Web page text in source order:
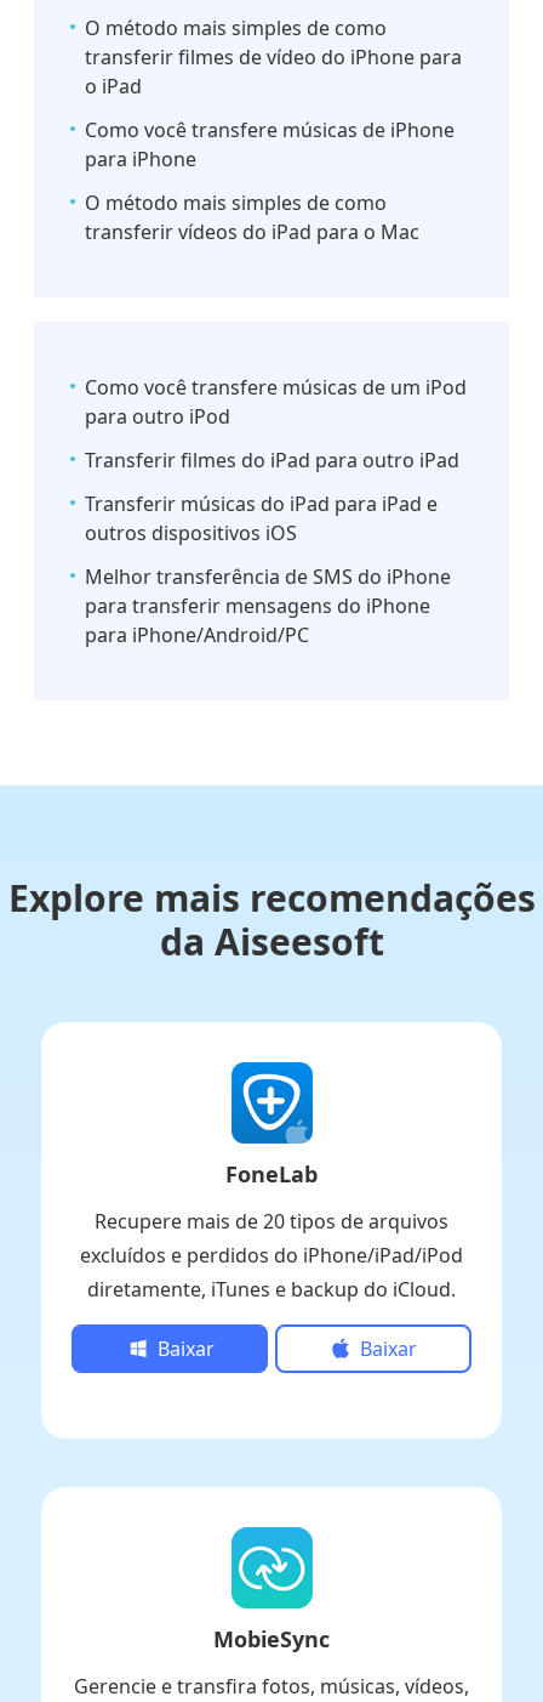
O método mais simples de como
transferir filmes de vídeo do iPhone para
o iPad
Como você transfere músicas de iPhone
para iPhone
O método mais simples de como
transferir vídeos do iPad para o Mac
Como você transfere músicas de um iPod
para outro iPod
Transferir filmes do iPad para outro iPad
Transferir músicas do iPad para iPad e
outros dispositivos iOS
Melhor transferência de SMS do iPhone
para transferir mensagens do iPhone
para iPhone/Android/PC
Explore mais recomendações
da Aiseesoft
FoneLab
Recupere mais de 20 tipos de arquivos
excluídos e perdidos do iPhone/iPad/iPod
diretamente, iTunes e backup do iCloud.
Baixar Baixar
MobieSync
Gerencie e transfira fotos, músicas, vídeos,